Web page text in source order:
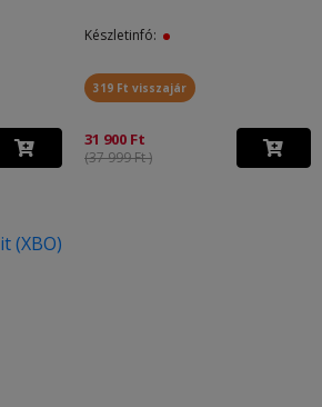
Készletinfó:
319 Ft visszajár
31 900 Ft
(37 999 Ft )